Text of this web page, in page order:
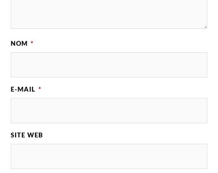
NOM *
E-MAIL *
SITE WEB